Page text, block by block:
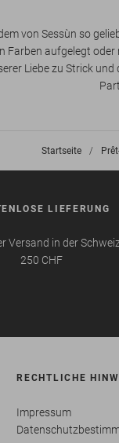
von Sessùn so
Farben aufgelegt oder
Liebe zu Strick
Startseite >
LIEFERUNG
Versand in der
250 CHF
RECHTLICHE
Impressum